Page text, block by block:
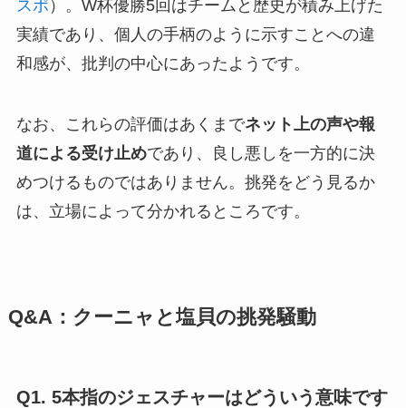
スポ ）。W杯優勝5回はチームと歴史が積み上げた
実績であり、個人の手柄のように示すことへの違
和感が、批判の中心にあったようです。
なお、これらの評価はあくまでネット上の声や報
道による受け止めであり、良し悪しを一方的に決
めつけるものではありません。挑発をどう見るか
は、立場によって分かれるところです。
Q&A：クーニャと塩貝の挑発騒動
Q1. 5本指のジェスチャーはどういう意味です